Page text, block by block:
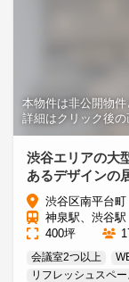
本物件は非公開物件
詳細はクリック後の
渋谷エリアの大
あるデザインの
渋谷区南平台町
神泉駅、渋谷駅
400坪
会議室2つ以上
リフレッシュスペー